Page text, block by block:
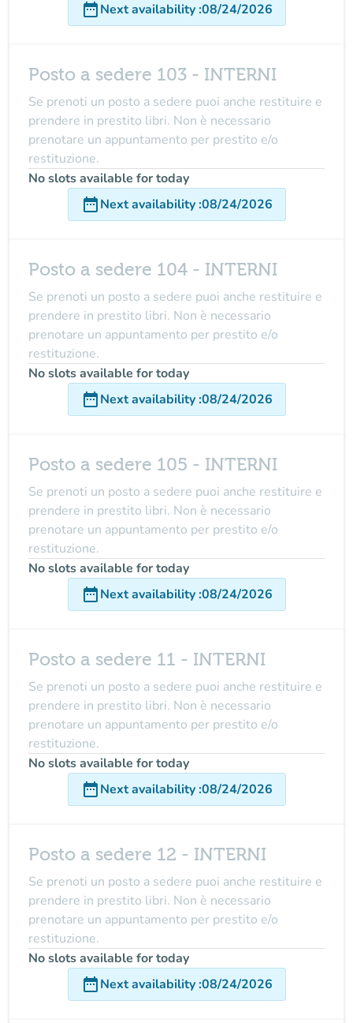
date_rangeNext availability:08/24/2026
Posto a sedere 103 - INTERNI
Se prenoti un posto a sedere puoi anche restituire e
prendere in prestito libri. Non è necessario
prenotare un appuntamento per prestito e/o
restituzione.
No slots available for today
date_rangeNext availability:08/24/2026
Posto a sedere 104 - INTERNI
Se prenoti un posto a sedere puoi anche restituire e
prendere in prestito libri. Non è necessario
prenotare un appuntamento per prestito e/o
restituzione.
No slots available for today
date_rangeNext availability:08/24/2026
Posto a sedere 105 - INTERNI
Se prenoti un posto a sedere puoi anche restituire e
prendere in prestito libri. Non è necessario
prenotare un appuntamento per prestito e/o
restituzione.
No slots available for today
date_rangeNext availability:08/24/2026
Posto a sedere 11 - INTERNI
Se prenoti un posto a sedere puoi anche restituire e
prendere in prestito libri. Non è necessario
prenotare un appuntamento per prestito e/o
restituzione.
No slots available for today
date_rangeNext availability:08/24/2026
Posto a sedere 12 - INTERNI
Se prenoti un posto a sedere puoi anche restituire e
prendere in prestito libri. Non è necessario
prenotare un appuntamento per prestito e/o
restituzione.
No slots available for today
date_rangeNext availability:08/24/2026